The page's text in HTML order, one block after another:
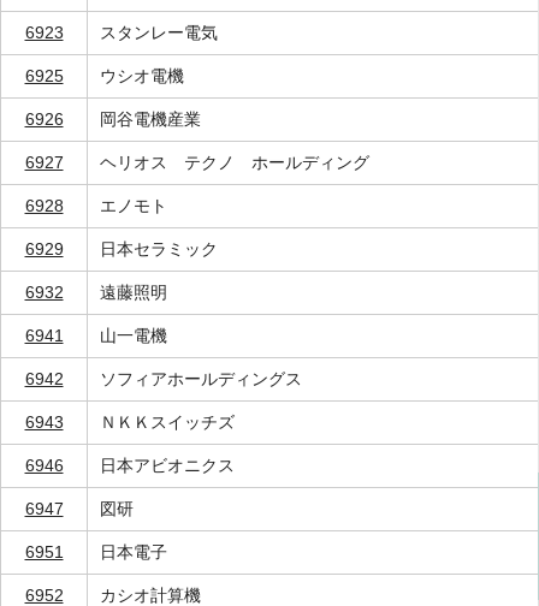
6923 スタンレー電気
6925 ウシオ電機
6926 岡谷電機産業
6927 ヘリオス テクノ ホールディング
6928 エノモト
6929 日本セラミック
6932 遠藤照明
6941 山一電機
6942 ソフィアホールディングス
6943 ＮＫＫスイッチズ
6946 日本アビオニクス
6947 図研
6951 日本電子
6952 カシオ計算機